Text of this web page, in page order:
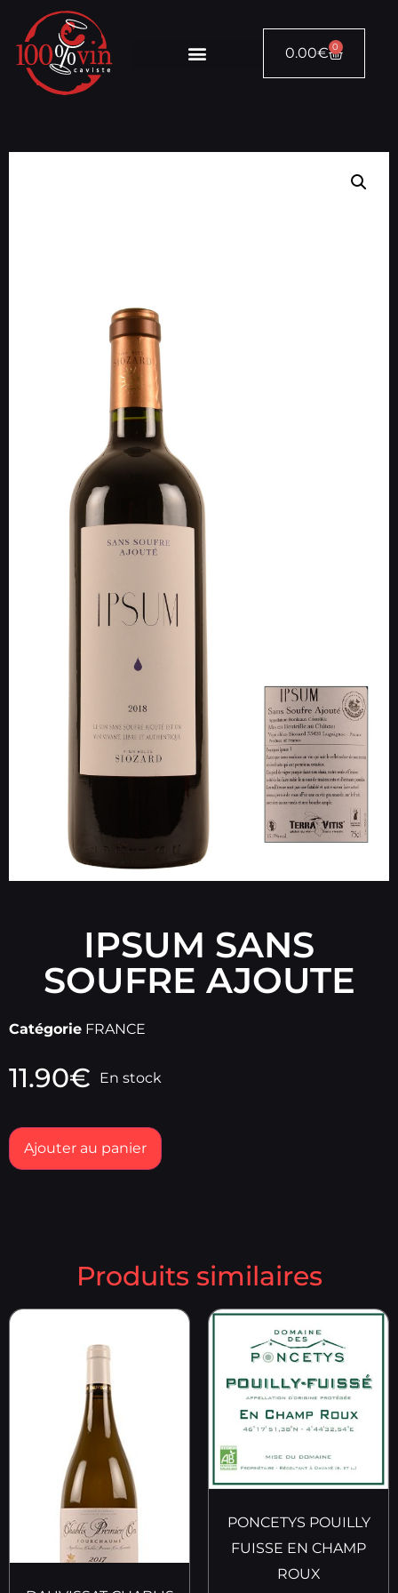
0.00€ 0
IPSUM SANS
SOUFRE AJOUTE
Catégorie FRANCE
11.90€ En stock
Ajouter au panier
Produits similaires
PONCETYS POUILLY
FUISSE EN CHAMP
ROUX